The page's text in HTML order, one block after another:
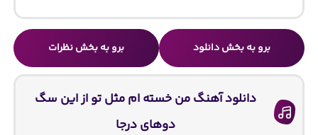
برو به بخش دانلود برو به بخش نظرات
دانلود آهنگ من خسته ام مثل تو از این سگ
دوهای درجا